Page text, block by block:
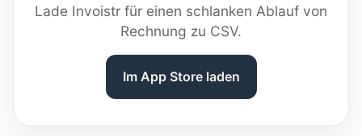
Lade Invoistr für einen schlanken Ablauf von
Rechnung zu CSV.
Im App Store laden